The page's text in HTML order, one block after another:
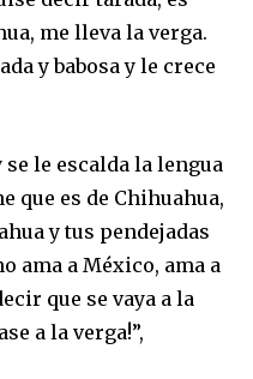
me lleva la verga.
y babosa y le crece
le escalda la lengua
que es de Chihuahua,
y tus pendejadas
ama a México, ama a
que se vaya a la
a la verga!”,